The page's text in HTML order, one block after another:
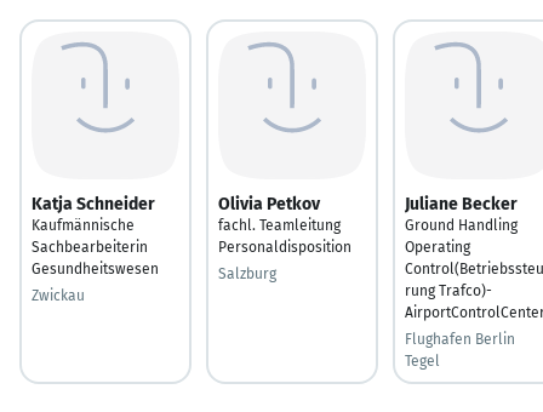
Katja Schneider
Kaufmännische
Sachbearbeiterin
Gesundheitswesen
Zwickau
Olivia Petkov
fachl. Teamleitung
Personaldisposition
Salzburg
Juliane Becker
Ground Handling
Operating
rung Trafco)-
Flughafen Berlin
Tegel